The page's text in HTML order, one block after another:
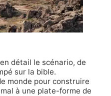
détail le scénario, de
sur la bible.
monde pour construire
à une plate-forme de